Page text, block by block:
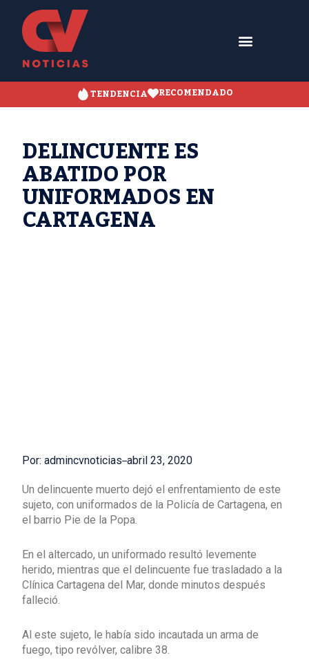
TENDENCIA RECOMENDADO
DELINCUENTE ES
ABATIDO POR
UNIFORMADOS EN
CARTAGENA
Por: admincvnoticias abril 23, 2020
Un delincuente muerto dejó el enfrentamiento de este
sujeto, con uniformados de la Policía de Cartagena, en
el barrio Pie de la Popa.
En el altercado, un uniformado resultó levemente
herido, mientras que el delincuente fue trasladado a la
Clínica Cartagena del Mar, donde minutos después
falleció.
Al este sujeto, le había sido incautada un arma de
fuego, tipo revólver, calibre 38.